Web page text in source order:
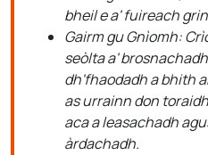
bheil e a' fuireach
Gairm gu Gnìomh:
seòlta a'
dh'fhaodadh a bhith
as urrainn don
aca a leasachadh
àrdachadh.